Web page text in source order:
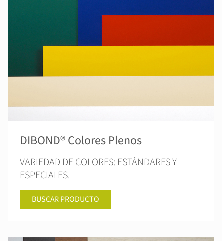
DIBOND® Colores Plenos
VARIEDAD DE COLORES: ESTÁNDARES Y
ESPECIALES.
BUSCAR PRODUCTO